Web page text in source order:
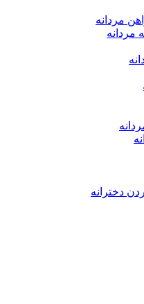
مردانه
مردانه
دخترانه